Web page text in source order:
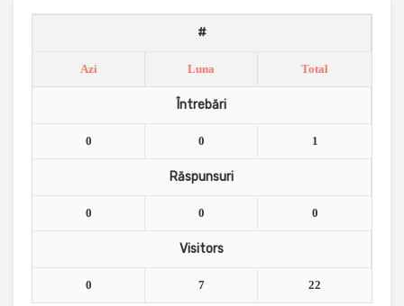
#
Azi Luna Total
Întrebări
0 0 1
Răspunsuri
0 0 0
Visitors
0 7 22